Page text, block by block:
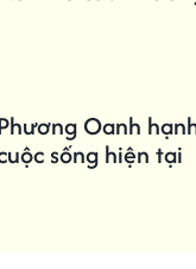
Oanh
sống hiện tại